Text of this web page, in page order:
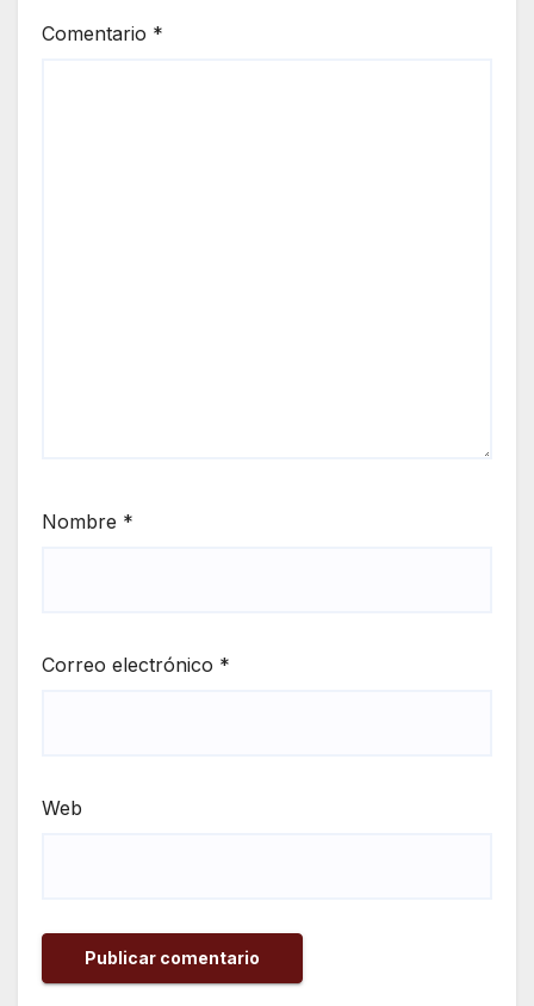
Comentario *
Nombre *
Correo electrónico *
Web